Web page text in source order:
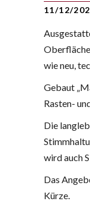
11/12/
wie neu,
Gebaut
Rasten-
Die
wird auch
Das
Kürze.